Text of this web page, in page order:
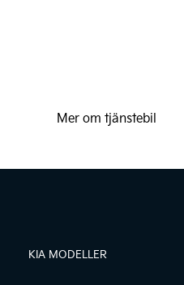
Mer om tjänstebil
KIA MODELLER